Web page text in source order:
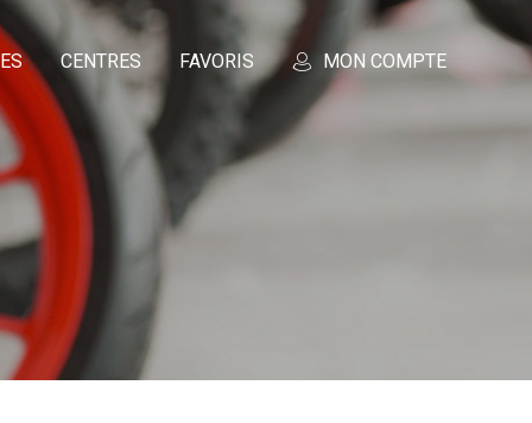
CENTRES FAVORIS MON COMPTE